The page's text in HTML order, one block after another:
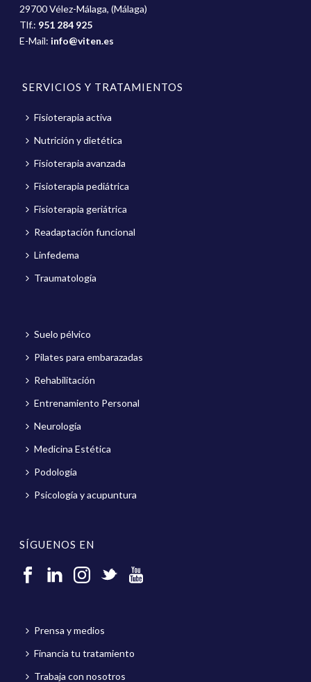
29700 Vélez-Málaga, (Málaga)
Tlf.: 951 284 925
E-Mail: info@viten.es
SERVICIOS Y TRATAMIENTOS
Fisioterapia activa
Nutrición y dietética
Fisioterapia avanzada
Fisioterapia pediátrica
Fisioterapia geriátrica
Readaptación funcional
Linfedema
Traumatología
Suelo pélvico
Pilates para embarazadas
Rehabilitación
Entrenamiento Personal
Neurología
Medicina Estética
Podología
Psicología y acupuntura
SÍGUENOS EN
Prensa y medios
Financia tu tratamiento
Trabaja con nosotros